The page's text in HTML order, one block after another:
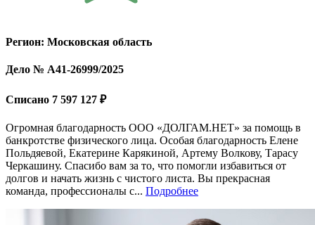
Регион: Московская область
Дело № А41-26999/2025
Списано 7 597 127 ₽
Огромная благодарность ООО «ДОЛГАМ.НЕТ» за помощь в
банкротстве физического лица. Особая благодарность Елене
Польдяевой, Екатерине Карякиной, Артему Волкову, Тарасу
Черкашину. Спасибо вам за то, что помогли избавиться от
долгов и начать жизнь с чистого листа. Вы прекрасная
команда, профессионалы с... Подробнее